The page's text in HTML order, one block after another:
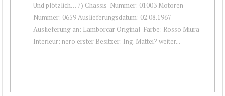
Und plötzlich… 7) Chassis-Nummer: 01003 Motoren-
Nummer: 0659 Auslieferungsdatum: 02.08.1967
Auslieferung an: Lamborcar Original-Farbe: Rosso Miura
Interieur: nero erster Besitzer: Ing. Mattei? weiter...